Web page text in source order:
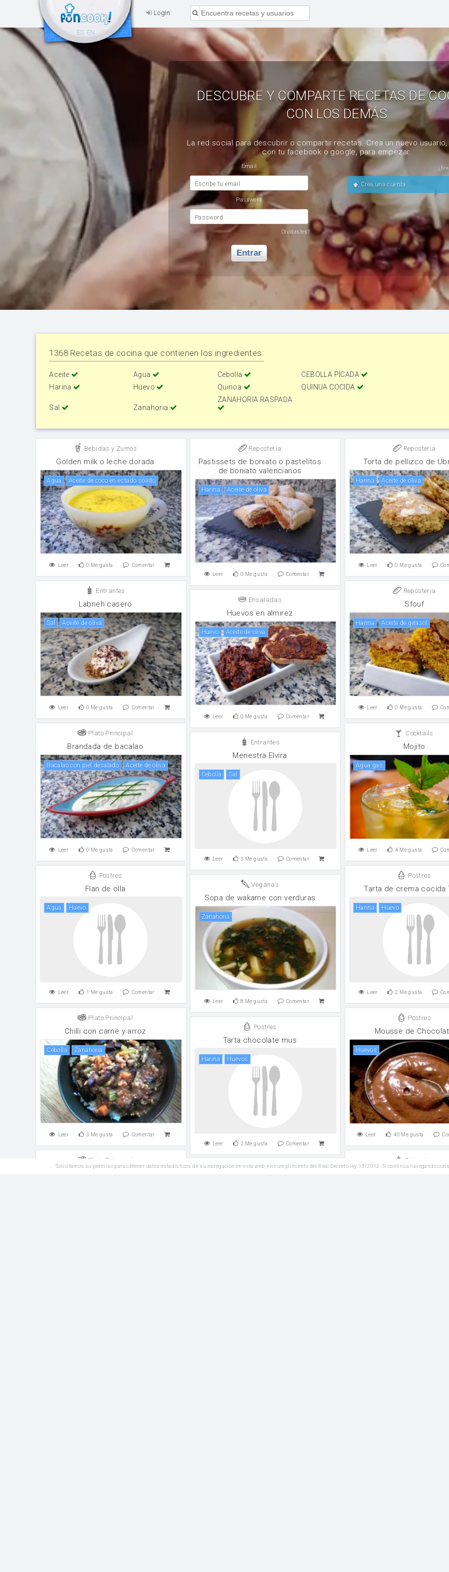
Login
ES EN
DESCUBRE Y COMPARTE RECETAS DE
CON LOS DEMÁS
La red social para descubrir o compartir recetas. Crea un nuevo
con tu facebook o google, para empezar.
Email
Escribe tu email
Password
Password
Olvidastes?
Entrar
Crea una cuenta
1368 Recetas de cocina que contienen los ingredientes:
Aceite Agua Cebolla
CEBOLLA PICADA
Harina
Huevo Quinoa QUINUA COCIDA
Sal Zanahoria
ZANAHORIA RASPADA
Bebidas y Zumos
Golden milk o leche dorada
agua Aceite de coco en estado sólido
Leer 0 Me gusta Comentar
Reposteria
Pastissets de boniato o pastelitos
de boniato valencianos
harina aceite de oliva
Leer 0 Me gusta Comentar
Reposteria
Torta de pellizco de
harina aceite de oliva
Leer 0 Me gusta
Entrantes
Labneh casero
sal aceite de oliva
Leer 0 Me gusta Comentar
Reposteria
Sfouf
harina aceite de girasol
Leer 0 Me gusta
Ensaladas
Huevos en almirez
huevo aceite de oliva
Leer 0 Me gusta Comentar
Plato Principal
Brandada de bacalao
Bacalao con piel desalado aceite de oliva
Leer 0 Me gusta Comentar
Cocktails
Mojito
agua gas
Leer 4 Me gusta
Entrantes
Menestra Elvira
cebolla sal
Leer 3 Me gusta Comentar
Postres
Flan de olla
agua huevo
Leer 1 Me gusta Comentar
Postres
Tarta de crema cocida
harina huevo
Leer 2 Me gusta
Veganas
Sopa de wakame con verduras
zanahoria
Leer 8 Me gusta Comentar
Plato Principal
Chilli con carne y arroz
cebolla zanahoria
Leer 3 Me gusta Comentar
Postres
Mousse de
huevos
Leer 40 Me gusta
Postres
Tarta chocolate mus
harina huevos
Leer 2 Me gusta Comentar
Plato Principal Entrantes
Plato Principal
Solicitamos su permiso para obtener datos estadísticos de su navegación en esta web, en cumplimiento del Real Decreto-ley 13/2012. Si continúa navegando